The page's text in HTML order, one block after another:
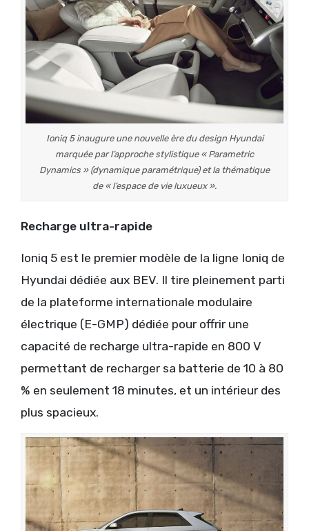
Ioniq 5 inaugure une nouvelle ère du design Hyundai
marquée par l’approche stylistique « Parametric
Dynamics » (dynamique paramétrique) et la thématique
de « l’espace de vie luxueux ».
Recharge ultra-rapide
Ioniq 5 est le premier modèle de la ligne Ioniq de
Hyundai dédiée aux BEV. Il tire pleinement parti
de la plateforme internationale modulaire
électrique (E-GMP) dédiée pour offrir une
capacité de recharge ultra-rapide en 800 V
permettant de recharger sa batterie de 10 à 80
% en seulement 18 minutes, et un intérieur des
plus spacieux.